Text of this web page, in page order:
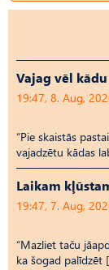
Vajag vēl
19:47, 8. Aug,
“Pie skaistās
vajadzētu kādas
Laikam
19:47, 7. Aug,
“Mazliet taču
ka šogad palīdzēt